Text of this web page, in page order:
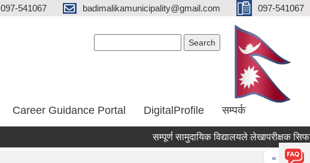
097-541067 badimalikamunicipality@gmail.com 097-541067
Career Guidance Portal DigitalProfile सम्पर्क
सम्पूर्ण सामुदायिक विद्यालयले लेखापरीक्षक
« first